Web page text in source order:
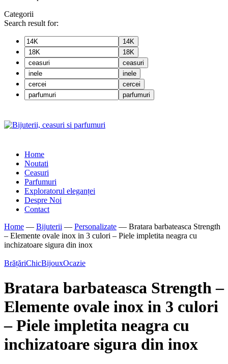
Categorii
Search result for:
14K
18K
ceasuri
inele
cercei
parfumuri
Home
Noutati
Ceasuri
Parfumuri
Exploratorul eleganței
Despre Noi
Contact
Home — Bijuterii — Personalizate — Bratara barbateasca Strength
– Elemente ovale inox in 3 culori – Piele impletita neagra cu
inchizatoare sigura din inox
BrățăriChicBijouxOcazie
Bratara barbateasca Strength –
Elemente ovale inox in 3 culori
– Piele impletita neagra cu
inchizatoare sigura din inox